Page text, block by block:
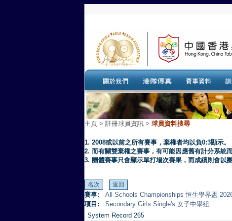
主頁 > 註冊球員資訊 > 球員資料搜尋
1. 2008或以前之所有賽事，棄權者均以負0:3顯示。
2. 而有關雙棄權之賽事，有可能因應舊有計分系統
3. 團體賽事只會顯示單打場次賽果，而成績則會以
賽事:
All Schools Championships 恒生學界盃
項目:
Secondary Girls Single's 女子中學組
System Record 265